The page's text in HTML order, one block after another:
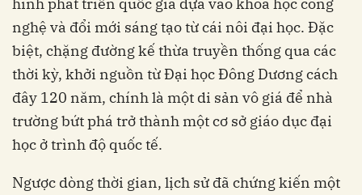
nghệ và đổi mới sáng tạo từ cái nôi đại học. Đặc
biệt, chặng đường kế thừa truyền thống qua các
thời kỳ, khởi nguồn từ Đại học Đông Dương cách
đây 120 năm, chính là một di sản vô giá để nhà
trường bứt phá trở thành một cơ sở giáo dục đại
học ở trình độ quốc tế.
Ngược dòng thời gian, lịch sử đã chứng kiến một